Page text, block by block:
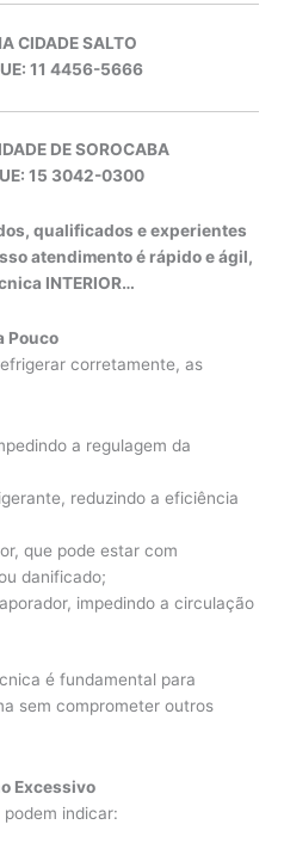
CIDADE SALTO
11 4456-5666
DE SOROCABA
15 3042-0300
qualificados e experientes
atendimento é rápido e ágil,
INTERIOR…
Pouco
corretamente, as
a regulagem da
reduzindo a eficiência
que pode estar com
danificado;
impedindo a circulação
é fundamental para
sem comprometer outros
Excessivo
podem indicar: